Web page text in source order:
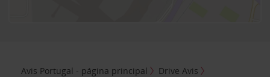
Avis Portugal - página principal
Drive Avis